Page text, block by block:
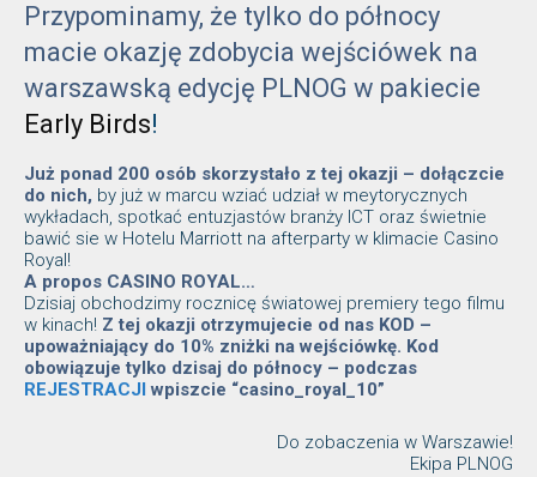
Przypominamy, że tylko do północy
macie okazję zdobycia wejściówek na
warszawską edycję PLNOG w pakiecie
Early Birds!
Już ponad 200 osób skorzystało z tej okazji – dołączcie
do nich, by już w marcu wziać udział w meytorycznych
wykładach, spotkać entuzjastów branży ICT oraz świetnie
bawić sie w Hotelu Marriott na afterparty w klimacie Casino
Royal!
A propos CASINO ROYAL…
Dzisiaj obchodzimy rocznicę światowej premiery tego filmu
w kinach! Z tej okazji otrzymujecie od nas KOD –
upoważniający do 10% zniżki na wejściówkę. Kod
obowiązuje tylko dzisaj do północy – podczas
REJESTRACJIwpiszcie “casino_royal_10”
Do zobaczenia w Warszawie!
Ekipa PLNOG